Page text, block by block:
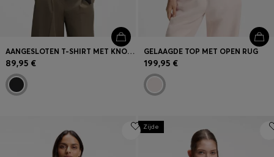
AANGESLOTEN T-SHIRT MET KNOOPDETAIL IN DE TAILLE
89,95 €
GELAAGDE TOP MET OPEN RUG
199,95 €
Zijde